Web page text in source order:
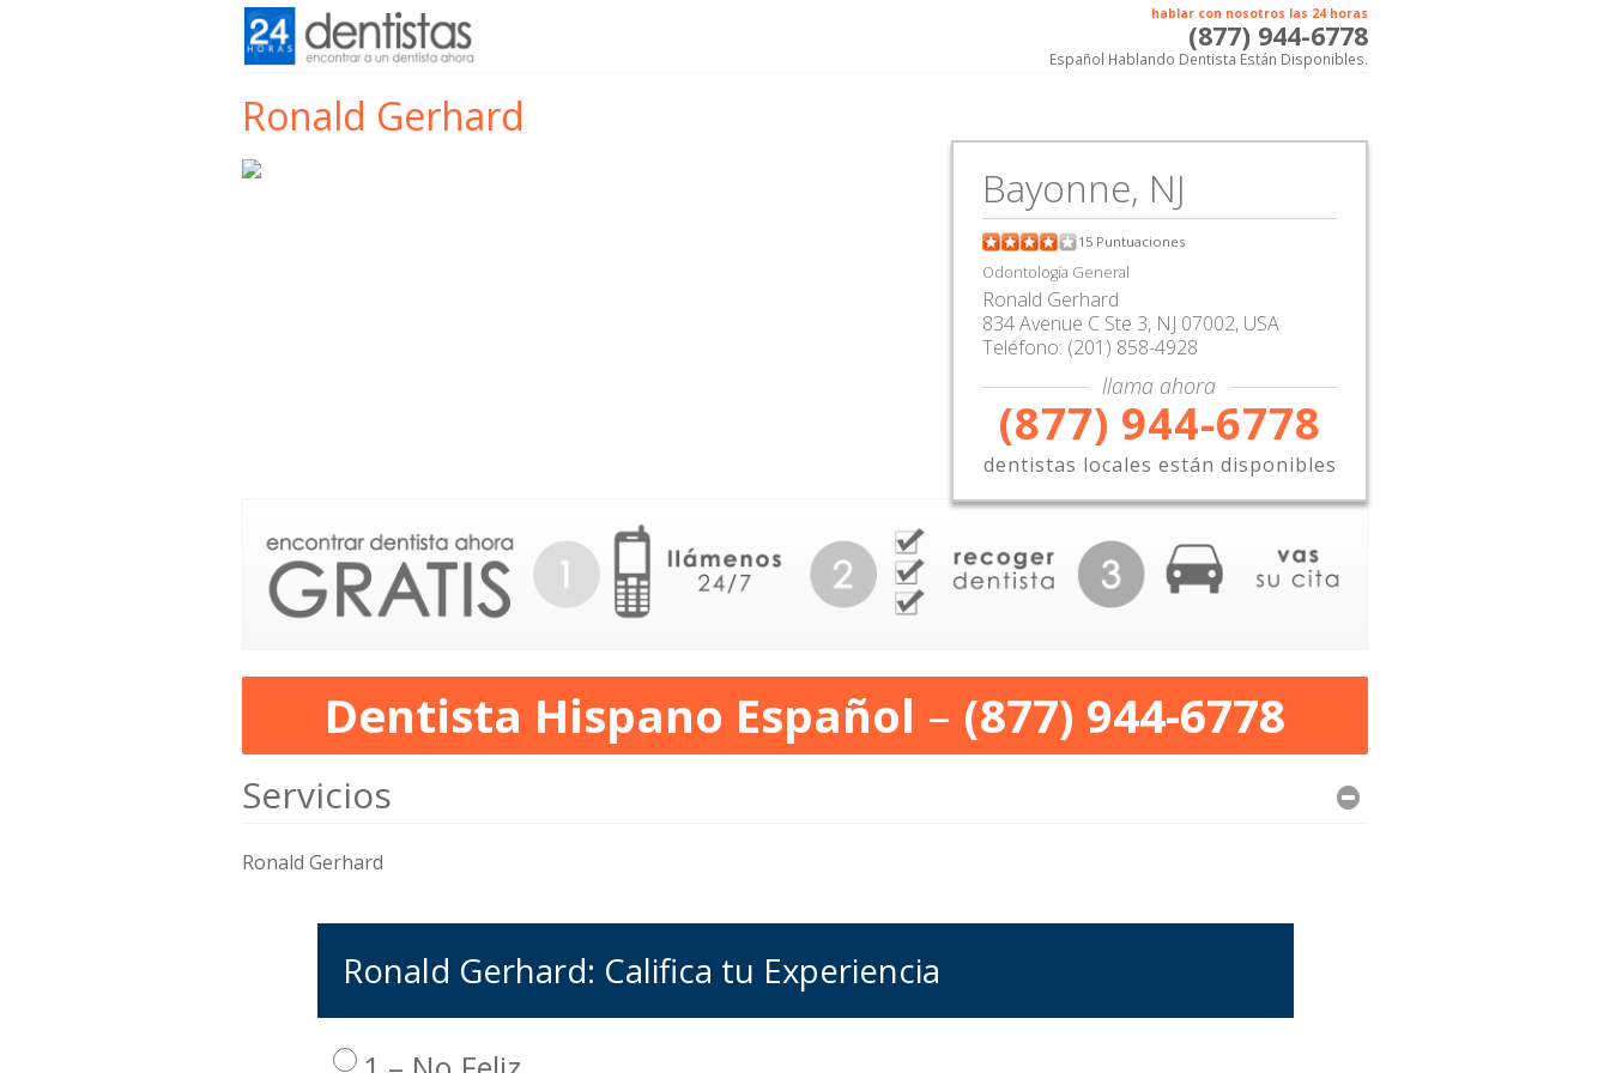
hablar con nosotros las 24 horas
(877) 944-6778
Español Hablando Dentista Están Disponibles.
Ronald Gerhard
Bayonne, NJ
15 Puntuaciones
Odontología General
Ronald Gerhard
834 Avenue C Ste 3, NJ 07002, USA
Teléfono: (201) 858-4928
llama ahora
(877) 944-6778
dentistas locales están disponibles
Dentista Hispano Español – (877) 944-6778
Servicios
Ronald Gerhard
Ronald Gerhard: Califica tu Experiencia